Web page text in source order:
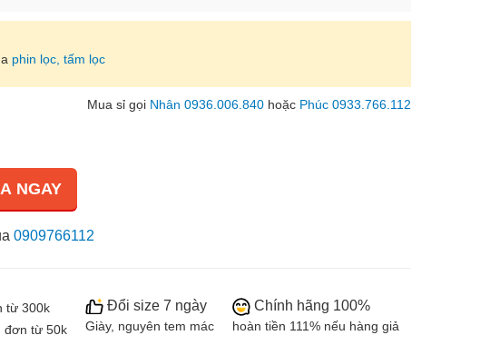
phin lọc, tấm lọc
Mua sỉ gọi Nhân 0936.006.840 hoặc Phúc 0933.766.112
NGAY
0909766112
từ 300k
đơn từ 50k
Đổi size 7 ngày
Giày, nguyên tem mác
Chính hãng 100%
hoàn tiền 111% nếu hàng giả